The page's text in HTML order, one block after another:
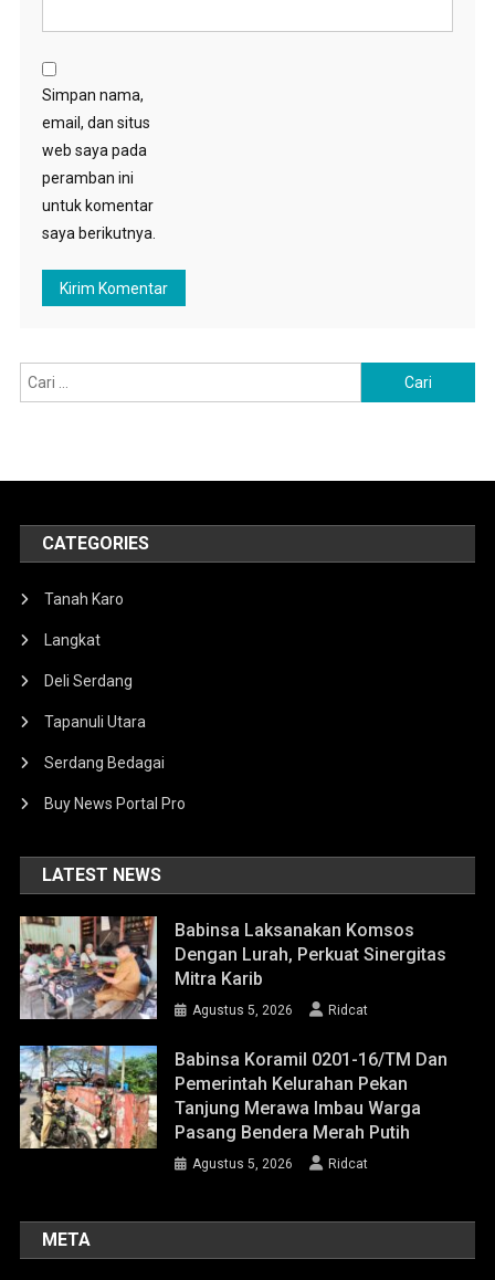
Simpan nama,
email, dan situs
web saya pada
peramban ini
untuk komentar
saya berikutnya.
untuk:
CATEGORIES
Tanah Karo
Langkat
Deli Serdang
Tapanuli Utara
Serdang Bedagai
Buy News Portal Pro
LATEST NEWS
Babinsa Laksanakan Komsos
Dengan Lurah, Perkuat Sinergitas
Mitra Karib
Agustus 5, 2026 Ridcat
Babinsa Koramil 0201-16/TM Dan
Pemerintah Kelurahan Pekan
Tanjung Merawa Imbau Warga
Pasang Bendera Merah Putih
Agustus 5, 2026 Ridcat
META